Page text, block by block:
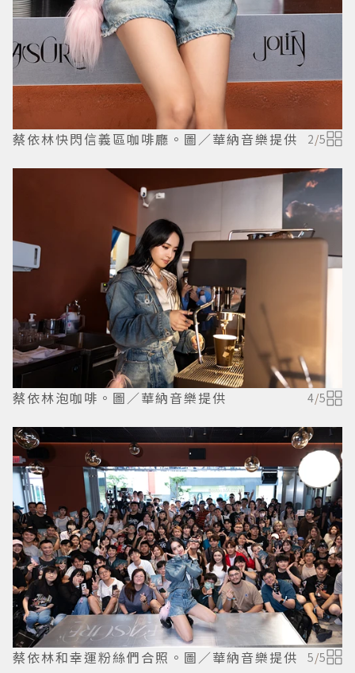
蔡依林快閃信義區咖啡廳。圖／華納音樂提供 2/5
蔡依林泡咖啡。圖／華納音樂提供 4/5
蔡依林和幸運粉絲們合照。圖／華納音樂提供 5/5